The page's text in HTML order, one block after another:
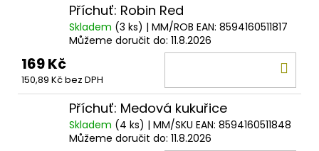
Příchuť: Robin Red
Skladem (3 ks) | MM/ROB EAN: 8594160511817
Můžeme doručit do: 11.8.2026
169 Kč
150,89 Kč bez DPH
Příchuť: Medová kukuřice
Skladem (4 ks) | MM/SKU EAN: 8594160511848
Můžeme doručit do: 11.8.2026